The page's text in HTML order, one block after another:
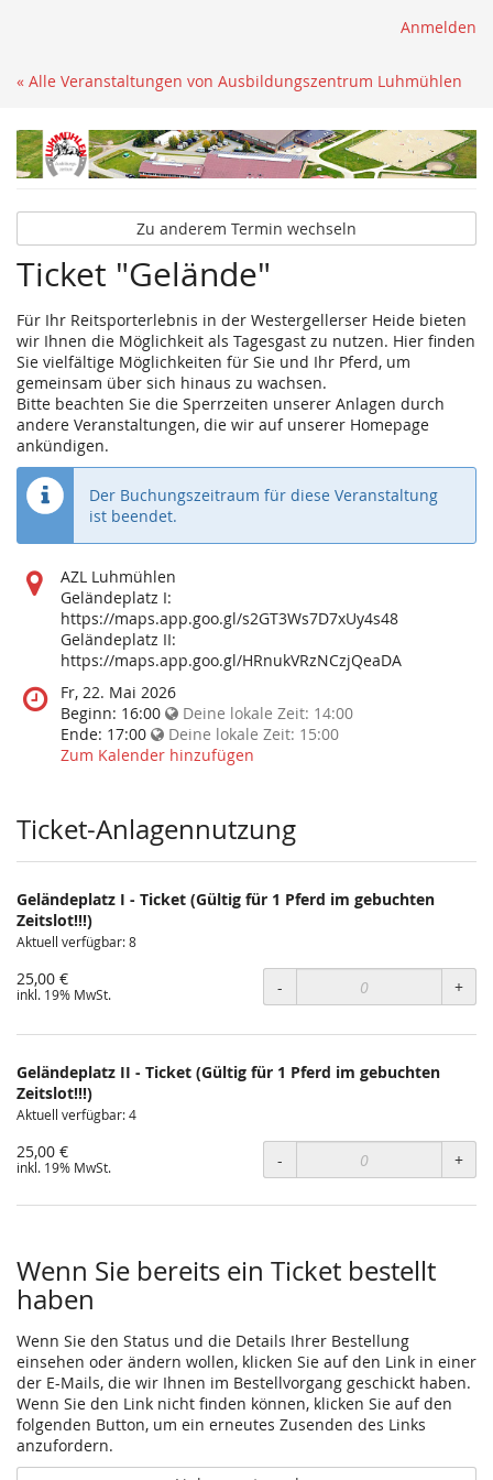
Anmelden
« Alle Veranstaltungen von Ausbildungszentrum Luhmühlen
Zu anderem Termin wechseln
Ticket "Gelände"
Für Ihr Reitsporterlebnis in der Westergellerser Heide bieten
wir Ihnen die Möglichkeit als Tagesgast zu nutzen. Hier finden
Sie vielfältige Möglichkeiten für Sie und Ihr Pferd, um
gemeinsam über sich hinaus zu wachsen.
Bitte beachten Sie die Sperrzeiten unserer Anlagen durch
andere Veranstaltungen, die wir auf unserer Homepage
ankündigen.
Der Buchungszeitraum für diese Veranstaltung
ist beendet.
Wo
findet
diese
Veranstaltung
statt?
AZL Luhmühlen
Geländeplatz I:
https://maps.app.goo.gl/s2GT3Ws7D7xUy4s48
Geländeplatz II:
https://maps.app.goo.gl/HRnukVRzNCzjQeaDA
Wann
findet
diese
Veranstaltung
Fr, 22. Mai 2026
Beginn: 16:00 Deine lokale Zeit: 14:00
Ende: 17:00 Deine lokale Zeit: 15:00
Zum Kalender hinzufügen
Ticket-Anlagennutzung
Geländeplatz I - Ticket (Gültig für 1 Pferd im gebuchten
Zeitslot!!!)
Aktuell verfügbar: 8
25,00 €
inkl. 19% MwSt. - +
Geländeplatz II - Ticket (Gültig für 1 Pferd im gebuchten
Zeitslot!!!)
Aktuell verfügbar: 4
25,00 €
inkl. 19% MwSt. - +
Wenn Sie bereits ein Ticket bestellt
haben
Wenn Sie den Status und die Details Ihrer Bestellung
einsehen oder ändern wollen, klicken Sie auf den Link in einer
der E-Mails, die wir Ihnen im Bestellvorgang geschickt haben.
Wenn Sie den Link nicht finden können, klicken Sie auf den
folgenden Button, um ein erneutes Zusenden des Links
anzufordern.